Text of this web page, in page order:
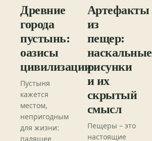
Древние
города
пустынь:
оазисы
цивилизации
Пустыня
кажется
местом,
непригодным
для жизни:
палящее
Артефакты
из
пещер:
наскальные
рисунки
и их
скрытый
смысл
Пещеры – это
настоящие